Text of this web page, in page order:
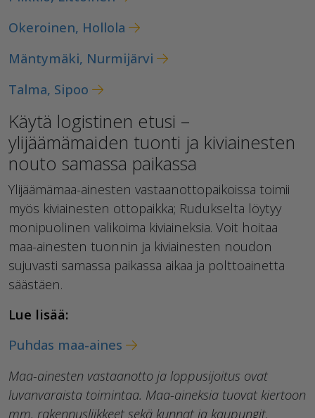
Okeroinen, Hollola
Mäntymäki, Nurmijärvi
Talma, Sipoo
Käytä logistinen etusi –
ylijäämämaiden tuonti ja kiviainesten
nouto samassa paikassa
Ylijäämämaa-ainesten vastaanottopaikoissa toimii
myös kiviainesten ottopaikka; Rudukselta löytyy
monipuolinen valikoima kiviaineksia. Voit hoitaa
maa-ainesten tuonnin ja kiviainesten noudon
sujuvasti samassa paikassa aikaa ja polttoainetta
säästäen.
Lue lisää:
Puhdas maa-aines
Maa-ainesten vastaanotto ja loppusijoitus ovat
luvanvaraista toimintaa. Maa-aineksia tuovat kiertoon
mm. rakennusliikkeet sekä kunnat ja kaupungit.